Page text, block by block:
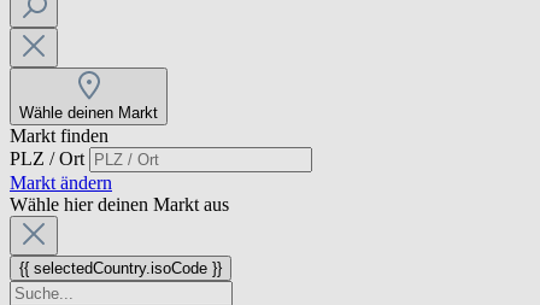
Wähle deinen Markt
Markt finden
PLZ / Ort
Markt ändern
Wähle hier deinen Markt aus
{{ selectedCountry.isoCode }}